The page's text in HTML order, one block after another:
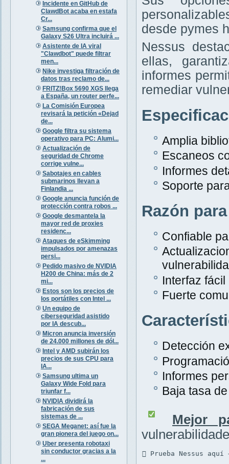
Incidente en GitHub de
ClawdBot acaba en estafa
Cr...
Samsung confirma que el
Galaxy S26 Ultra incluirá ...
Asistente de IA viral
"Clawdbot" puede filtrar
men...
Nike investiga filtración de
datos tras reclamo de...
FRITZ!Box 5690 XGS llega
a España, un router perfe...
La Comisión Europea
revisará la petición «Dejad
de...
Google filtra su sistema
operativo para PC: Alumi...
Actualización de
seguridad de Chrome
corrige vulne...
Sabotajes en cables
submarinos llevan a
Finlandia ...
Google anuncia función de
protección contra robos ...
Google desmantela la
mayor red de proxies
residenc...
Ataques de eSkimming
impulsados por amenazas
persi...
Pedido masivo de NVIDIA
H200 de China: más de 2
mi...
Estos son los precios de
los portátiles con Intel ...
Un equipo de
ciberseguridad asistido
por IA descub...
Micron anuncia inversión
de 24.000 millones de dól...
Intel y AMD subirán los
precios de sus CPU para
IA...
Samsung ultima un
Galaxy Wide Fold para
triunfar f...
NVIDIA dividirá la
fabricación de sus
sistemas de ...
SEGA Meganet: así fue la
gran pionera del juego on...
Uber presenta robotaxi
sin conductor gracias a la
...
desde pymes
Nessus
ellas,
informes
remediar
Amplia
Escaneos
Informes
Soporte
Razón
Confiable
Interfaz
Fuerte
Detección
Informes
Baja tasa
Mejor
 Prueba Nessus aquí